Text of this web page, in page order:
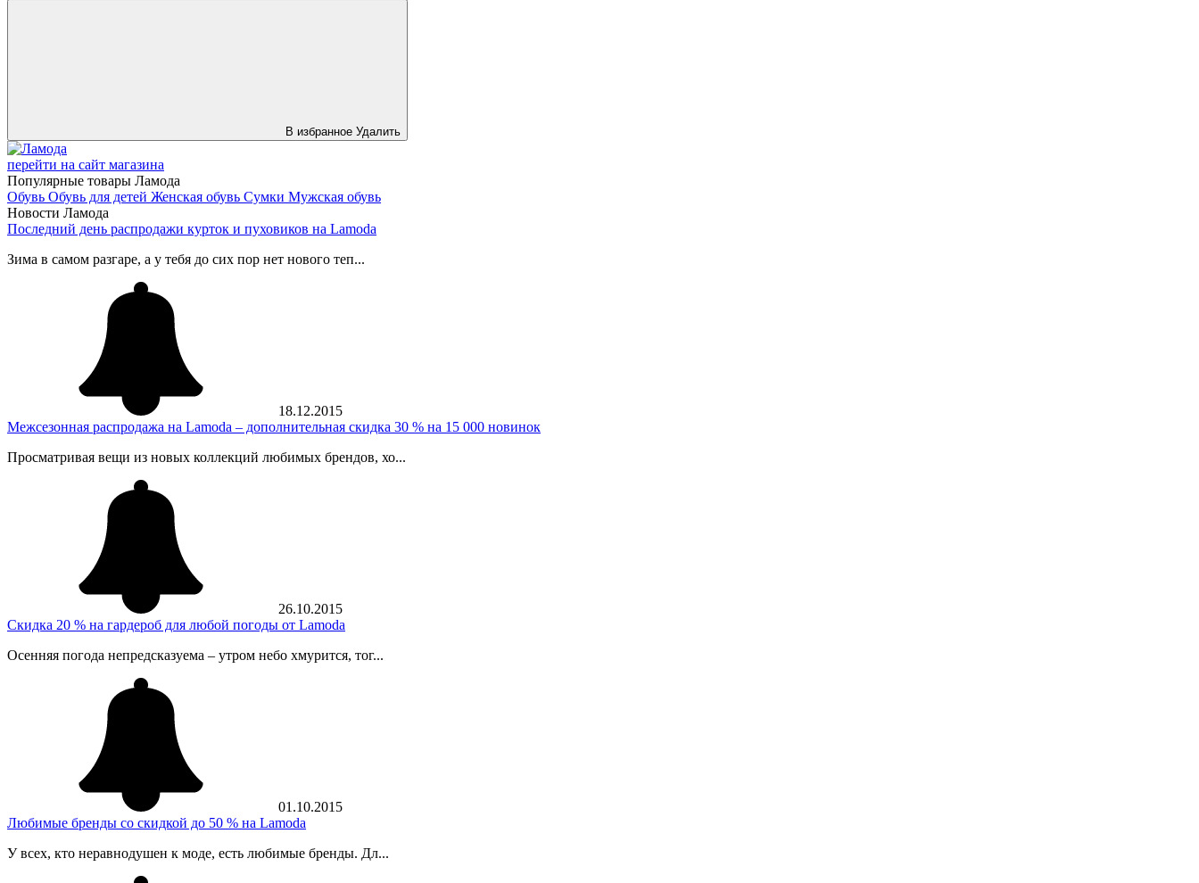
В избранное Удалить
перейти на сайт магазина
Популярные товары Ламода
Обувь Обувь для детей Женская обувь Сумки Мужская обувь
Новости Ламода
Последний день распродажи курток и пуховиков на Lamoda
Зима в самом разгаре, а у тебя до сих пор нет нового теп...
18.12.2015
Межсезонная распродажа на Lamoda – дополнительная скидка 30 % на 15 000 новинок
Просматривая вещи из новых коллекций любимых брендов, хо...
26.10.2015
Скидка 20 % на гардероб для любой погоды от Lamoda
Осенняя погода непредсказуема – утром небо хмурится, тог...
01.10.2015
Любимые бренды со скидкой до 50 % на Lamoda
У всех, кто неравнодушен к моде, есть любимые бренды. Дл...